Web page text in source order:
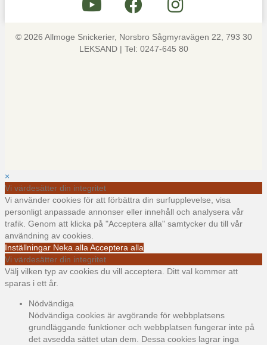
© 2026 Allmoge Snickerier, Norsbro Sågmyravägen 22, 793 30
LEKSAND | Tel: 0247-645 80
×
Vi värdesätter din integritet
Vi använder cookies för att förbättra din surfupplevelse, visa
personligt anpassade annonser eller innehåll och analysera vår
trafik. Genom att klicka på "Acceptera alla" samtycker du till vår
användning av cookies.
Inställningar Neka alla Acceptera alla
Vi värdesätter din integritet
Välj vilken typ av cookies du vill acceptera. Ditt val kommer att
sparas i ett år.
Nödvändiga
Nödvändiga cookies är avgörande för webbplatsens
grundläggande funktioner och webbplatsen fungerar inte på
det avsedda sättet utan dem. Dessa cookies lagrar inga